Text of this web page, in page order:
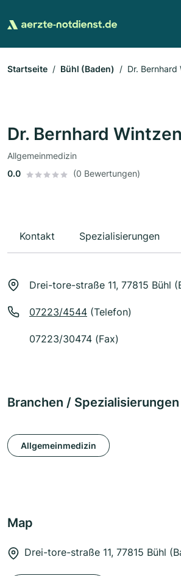
Startseite Bühl (Baden) Dr. Bernhard
Dr. Bernhard Wintzen
Allgemeinmedizin
0.0
(0 Bewertungen)
Kontakt Spezialisierungen
Drei-tore-straße 11, 77815 Bühl
07223/4544 (Telefon)
07223/30474 (Fax)
Branchen / Spezialisierungen
Allgemeinmedizin
Map
Drei-tore-straße 11, 77815 Bühl